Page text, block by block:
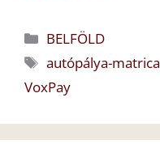
Kategória
BELFÖLD
Címkék
autópálya-matrica
VoxPay